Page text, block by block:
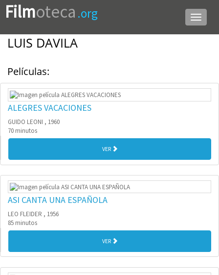
Menú
de
Filmoteca .org
LUIS DAVILA
Películas:
ALEGRES VACACIONES
GUIDO LEONI , 1960
70 minutos
VER
ASI CANTA UNA ESPAÑOLA
LEO FLEIDER , 1956
85 minutos
VER